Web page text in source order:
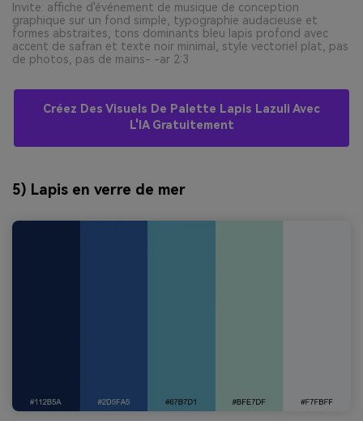
Invite: affiche d'événement de musique de conception
graphique sur un fond simple, typographie audacieuse et
formes abstraites, tons dominants bleu lapis profond avec
accent de safran et texte noir minimal, style vectoriel plat, pas
de photos, pas de mains- -ar 2:3
Créez Des Visuels De Palette Lapis Lazuli Avec
L'IA Gratuitement
5) Lapis en verre de mer